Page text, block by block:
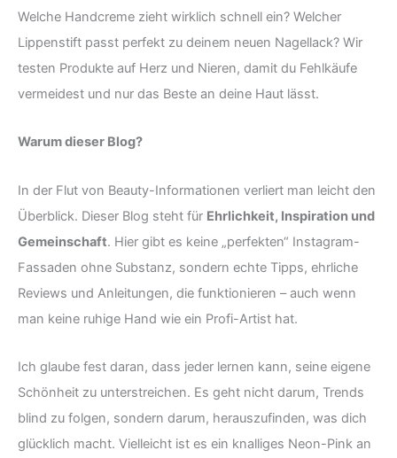
Welche Handcreme zieht wirklich schnell ein? Welcher
Lippenstift passt perfekt zu deinem neuen Nagellack? Wir
testen Produkte auf Herz und Nieren, damit du Fehlkäufe
vermeidest und nur das Beste an deine Haut lässt.
Warum dieser Blog?
In der Flut von Beauty-Informationen verliert man leicht den
Überblick. Dieser Blog steht für Ehrlichkeit, Inspiration und
Gemeinschaft. Hier gibt es keine „perfekten“ Instagram-
Fassaden ohne Substanz, sondern echte Tipps, ehrliche
Reviews und Anleitungen, die funktionieren – auch wenn
man keine ruhige Hand wie ein Profi-Artist hat.
Ich glaube fest daran, dass jeder lernen kann, seine eigene
Schönheit zu unterstreichen. Es geht nicht darum, Trends
blind zu folgen, sondern darum, herauszufinden, was dich
glücklich macht. Vielleicht ist es ein knalliges Neon-Pink an